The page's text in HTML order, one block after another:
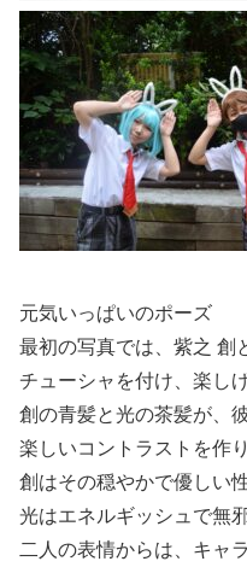
元気いっぱいのポーズ
最初の写真では、紫之 創
チューシャを付け、楽し
創の青髪と光の茶髪が、
楽しいコントラストを作
創はその穏やかで優しい
光はエネルギッシュで無
二人の表情からは、キャ